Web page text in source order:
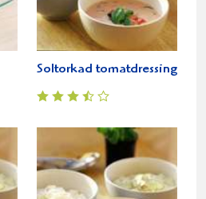
Soltorkad tomatdressing